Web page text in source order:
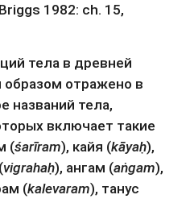
1982: ch. 15,
тела в древней
отражено в
названий тела,
включает такие
(śarīram), кайя (kāyaḥ),
vigrahaḥ), ангам (aṅgam),
(kalevaram), танус